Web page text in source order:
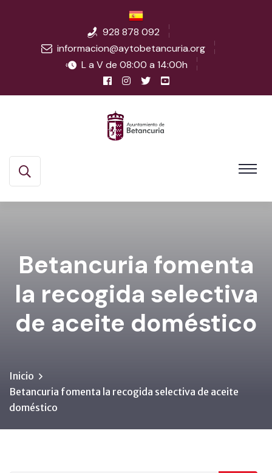
928 878 092
informacion@aytobetancuria.org
L a V de 08:00 a 14:00h
Betancuria fomenta
la recogida selectiva
de aceite doméstico
Inicio
Betancuria fomenta la recogida selectiva de aceite
doméstico